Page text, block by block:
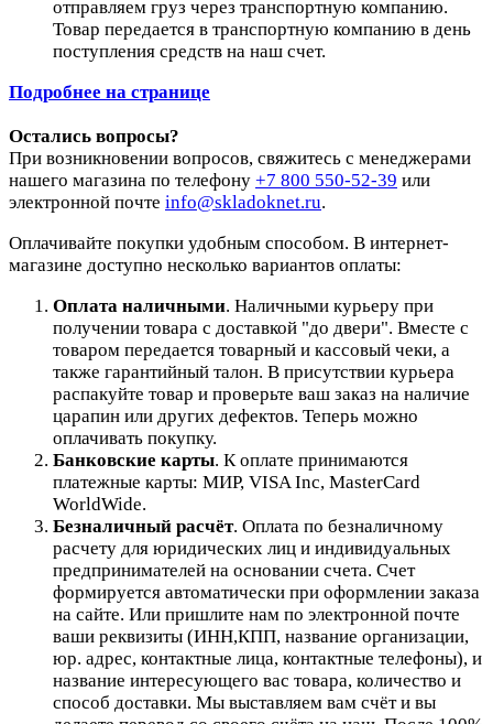
отправляем груз через транспортную компанию.
Товар передается в транспортную компанию в день
поступления средств на наш счет.
Подробнее на странице
Остались вопросы?
При возникновении вопросов, свяжитесь с менеджерами
нашего магазина по телефону +7 800 550-52-39 или
электронной почте info@skladoknet.ru.
Оплачивайте покупки удобным способом. В интернет-
магазине доступно несколько вариантов оплаты:
Оплата наличными. Наличными курьеру при
получении товара с доставкой "до двери". Вместе с
товаром передается товарный и кассовый чеки, а
также гарантийный талон. В присутствии курьера
распакуйте товар и проверьте ваш заказ на наличие
царапин или других дефектов. Теперь можно
оплачивать покупку.
Банковские карты. К оплате принимаются
платежные карты: МИР, VISA Inc, MasterCard
WorldWide.
Безналичный расчёт. Оплата по безналичному
расчету для юридических лиц и индивидуальных
предпринимателей на основании счета. Счет
формируется автоматически при оформлении заказа
на сайте. Или пришлите нам по электронной почте
ваши реквизиты (ИНН,КПП, название организации,
юр. адрес, контактные лица, контактные телефоны), и
название интересующего вас товара, количество и
способ доставки. Мы выставляем вам счёт и вы